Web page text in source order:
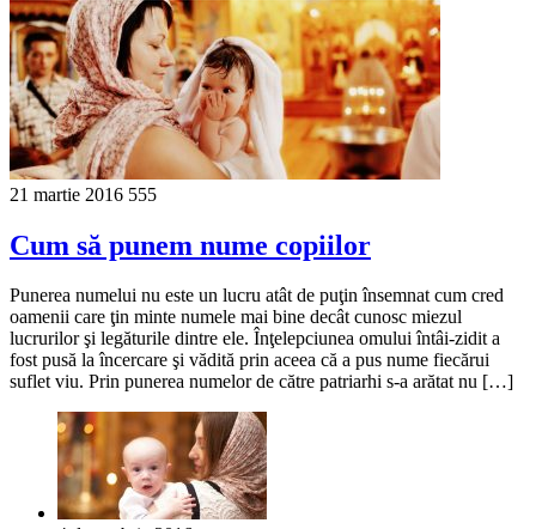
21 martie 2016 555
Cum să punem nume copiilor
Punerea numelui nu este un lucru atât de puţin însemnat cum cred
oamenii care ţin minte numele mai bine decât cunosc miezul
lucrurilor şi legăturile dintre ele. Înţelepciunea omului întâi-zidit a
fost pusă la încercare şi vădită prin aceea că a pus nume fiecărui
suflet viu. Prin punerea numelor de către patriarhi s-a arătat nu […]